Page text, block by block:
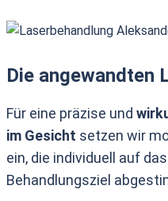
Die angewandten
Für eine präzise und
im Gesicht setzen wir
ein, die individuell auf
Behandlungsziel